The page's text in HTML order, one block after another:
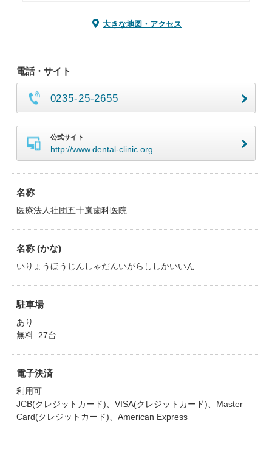
大きな地図・アクセス
電話・サイト
0235-25-2655
公式サイト
http://www.dental-clinic.org
名称
医療法人社団五十嵐歯科医院
名称 (かな)
いりょうほうじんしゃだんいがらししかいいん
駐車場
あり
無料: 27台
電子決済
利用可
JCB(クレジットカード)、VISA(クレジットカード)、Master
Card(クレジットカード)、American Express